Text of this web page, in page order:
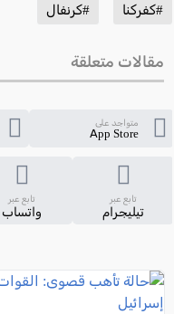
#كفركنا #كرنفال
مقالات متعلقة
متواجد على
App Store
تابع عبر
تيليجرام
تابع عبر
واتساب